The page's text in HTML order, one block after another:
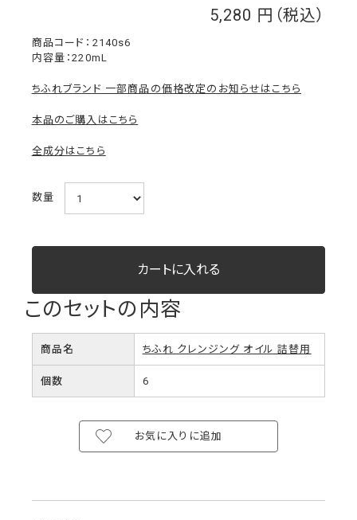
5,280
2140s6
内容量：220mL
ちふれブランド 一部商品の価格改定のお知らせはこちら
本品のご購入はこちら
全成分はこちら
数量
お気に入りに追加
このセットの内容
商品名 ちふれ クレンジング オイル 詰替用
個数 6